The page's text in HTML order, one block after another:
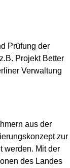
Prüfung der
Projekt Better
Verwaltung
aus der
zur
werden. Mit der
des Landes